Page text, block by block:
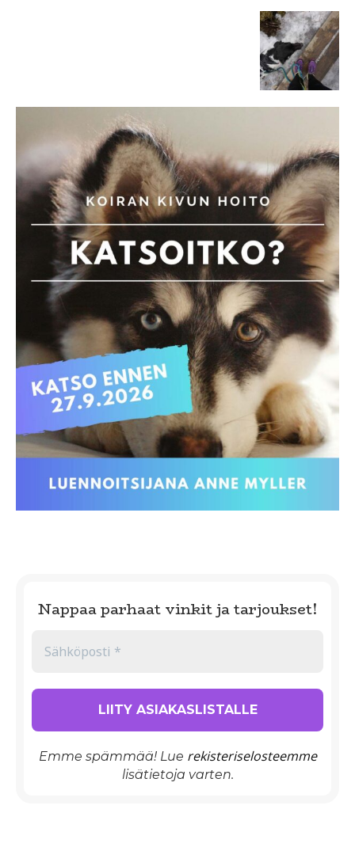
Nappaa parhaat vinkit ja tarjoukset!
Emme spämmää! Lue rekisteriselosteemme
lisätietoja varten.